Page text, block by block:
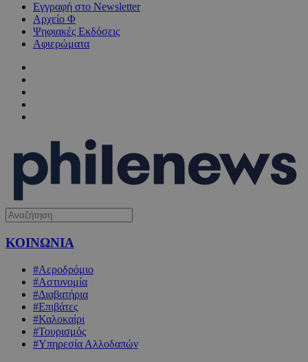
Εγγραφή στο Newsletter
Αρχείο Φ
Ψηφιακές Εκδόσεις
Αφιερώματα
ΚΟΙΝΩΝΙΑ
#Αεροδρόμιο
#Αστυνομία
#Διαβατήρια
#Επιβάτες
#Καλοκαίρι
#Τουρισμός
#Υπηρεσία Αλλοδαπών